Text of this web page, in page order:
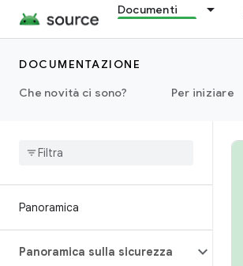
Documenti
DOCUMENTAZIONE
Che novità ci sono?
Per iniziare
Panoramica
Panoramica sulla sicurezza